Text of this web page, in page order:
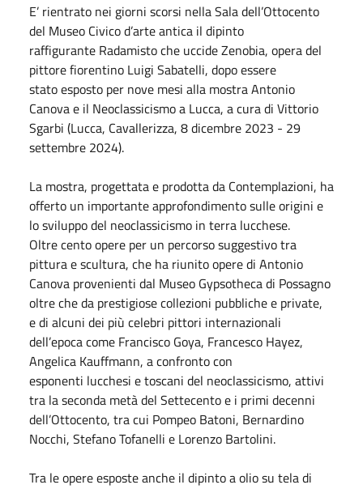
E’ rientrato nei giorni scorsi nella Sala dell’Ottocento
del Museo Civico d’arte antica il dipinto
raffigurante Radamisto che uccide Zenobia, opera del
pittore fiorentino Luigi Sabatelli, dopo essere
stato esposto per nove mesi alla mostra Antonio
Canova e il Neoclassicismo a Lucca, a cura di Vittorio
Sgarbi (Lucca, Cavallerizza, 8 dicembre 2023 - 29
settembre 2024).
La mostra, progettata e prodotta da Contemplazioni, ha
offerto un importante approfondimento sulle origini e
lo sviluppo del neoclassicismo in terra lucchese.
Oltre cento opere per un percorso suggestivo tra
pittura e scultura, che ha riunito opere di Antonio
Canova provenienti dal Museo Gypsotheca di Possagno
oltre che da prestigiose collezioni pubbliche e private,
e di alcuni dei più celebri pittori internazionali
dell’epoca come Francisco Goya, Francesco Hayez,
Angelica Kauffmann, a confronto con
esponenti lucchesi e toscani del neoclassicismo, attivi
tra la seconda metà del Settecento e i primi decenni
dell’Ottocento, tra cui Pompeo Batoni, Bernardino
Nocchi, Stefano Tofanelli e Lorenzo Bartolini.
Tra le opere esposte anche il dipinto a olio su tela di